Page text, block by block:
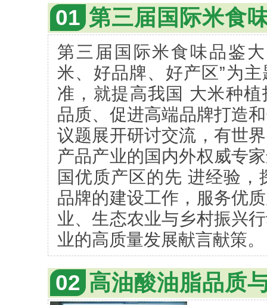
01 第三届国际米食
第三届国际米食味品鉴
米、好品牌、好产区”为
准，就提高我国 大米种
品质、促进高端品牌打造
议题展开研讨交流，有世
产品产业的国内外权威专
国优质产区的先 进经验
品牌的建设工作，服务优
业、生态农业与乡村振兴
业的高质量发展献言献策。
02 高油酸油脂品质